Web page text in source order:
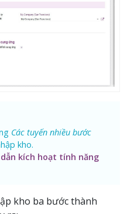
Các tuyến nhiều bước
kho.
kích hoạt tính năng
kho ba bước thành